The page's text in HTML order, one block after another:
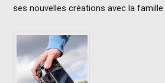
ses nouvelles créations avec la famille.